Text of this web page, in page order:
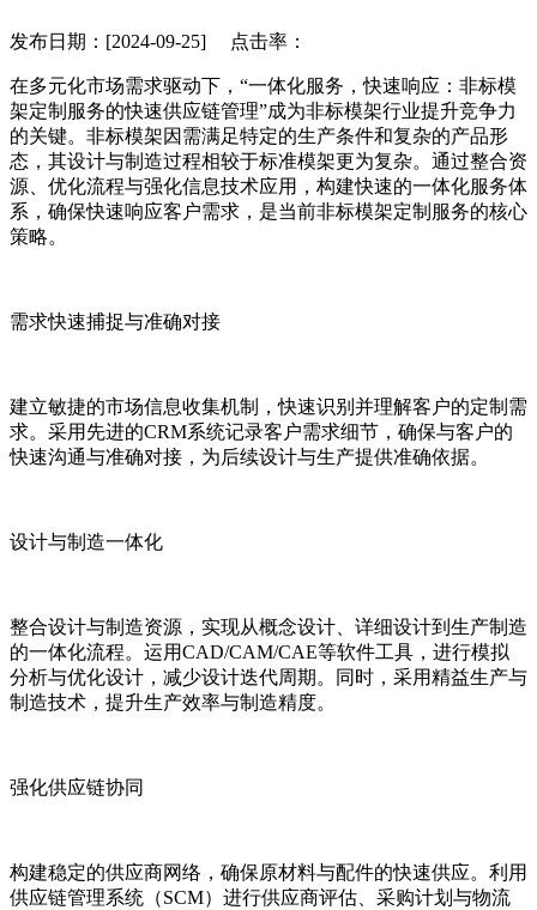
发布日期：[2024-09-25] 点击率：
在多元化市场需求驱动下，“一体化服务，快速响应：非标模
架定制服务的快速供应链管理”成为非标模架行业提升竞争力
的关键。非标模架因需满足特定的生产条件和复杂的产品形
态，其设计与制造过程相较于标准模架更为复杂。通过整合资
源、优化流程与强化信息技术应用，构建快速的一体化服务体
系，确保快速响应客户需求，是当前非标模架定制服务的核心
策略。
需求快速捕捉与准确对接
建立敏捷的市场信息收集机制，快速识别并理解客户的定制需
求。采用先进的CRM系统记录客户需求细节，确保与客户的
快速沟通与准确对接，为后续设计与生产提供准确依据。
设计与制造一体化
整合设计与制造资源，实现从概念设计、详细设计到生产制造
的一体化流程。运用CAD/CAM/CAE等软件工具，进行模拟
分析与优化设计，减少设计迭代周期。同时，采用精益生产与
制造技术，提升生产效率与制造精度。
强化供应链协同
构建稳定的供应商网络，确保原材料与配件的快速供应。利用
供应链管理系统（SCM）进行供应商评估、采购计划与物流